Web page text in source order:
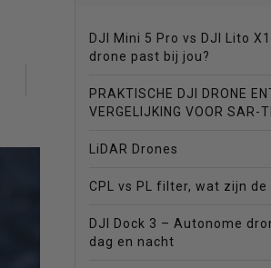
DJI Mini 5 Pro vs DJI Lito
drone past bij jou?
PRAKTISCHE DJI DRONE
VERGELIJKING VOOR SAR-
LiDAR Drones
CPL vs PL filter, wat zijn
DJI Dock 3 – Autonome
dag en nacht